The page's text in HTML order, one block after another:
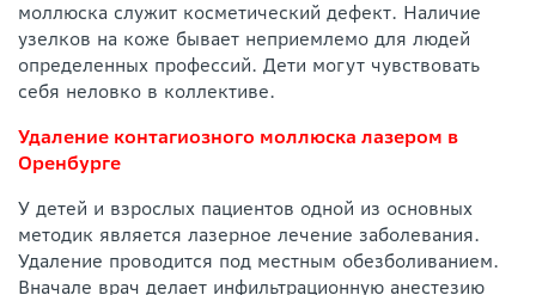
моллюска служит косметический дефект. Наличие
узелков на коже бывает неприемлемо для людей
определенных профессий. Дети могут чувствовать
себя неловко в коллективе.
Удаление контагиозного моллюска лазером в
Оренбурге
У детей и взрослых пациентов одной из основных
методик является лазерное лечение заболевания.
Удаление проводится под местным обезболиванием.
Вначале врач делает инфильтрационную анестезию